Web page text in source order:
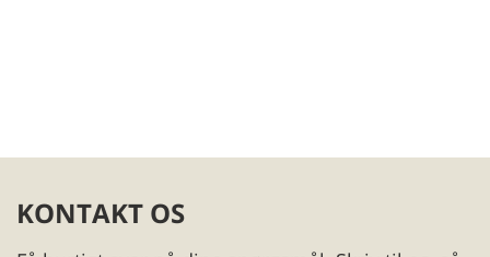
KONTAKT OS